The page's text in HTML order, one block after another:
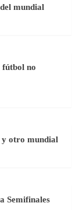
mundial
fútbol no
y otro mundial
Semifinales